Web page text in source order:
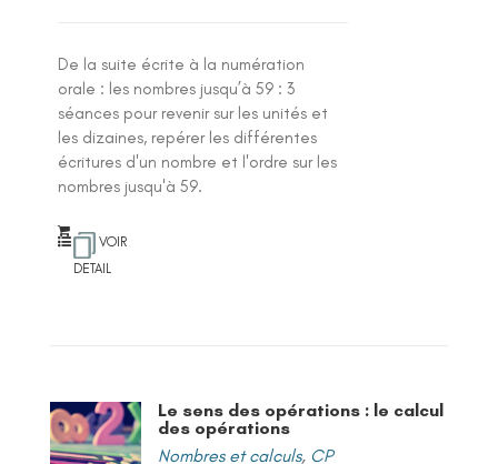
De la suite écrite à la numération
orale : les nombres jusqu’à 59 : 3
séances pour revenir sur les unités et
les dizaines, repérer les différentes
écritures d'un nombre et l'ordre sur les
nombres jusqu'à 59.
VOIR
DETAIL
Le sens des opérations : le calcul
des opérations
Nombres et calculs, CP